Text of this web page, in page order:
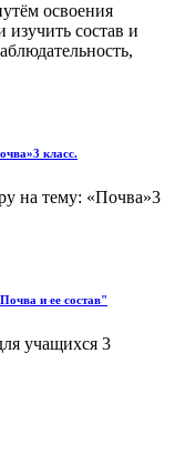
освоения
изучить состав и
класс.
на тему: «Почва»3
и ее состав"
учащихся 3